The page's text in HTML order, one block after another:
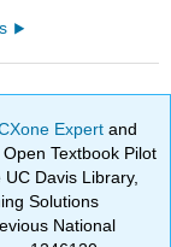
Expertand
Textbook Pilot
Davis Library,
Solutions
National